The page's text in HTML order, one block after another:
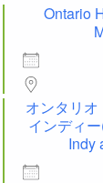
Ontario
オンタリオ
インディ
Indy